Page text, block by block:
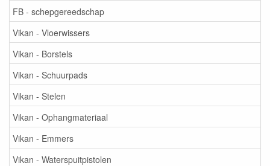
FB - schepgereedschap
Vikan - Vloerwissers
Vikan - Borstels
Vikan - Schuurpads
Vikan - Stelen
Vikan - Ophangmateriaal
Vikan - Emmers
Vikan - Waterspuitpistolen